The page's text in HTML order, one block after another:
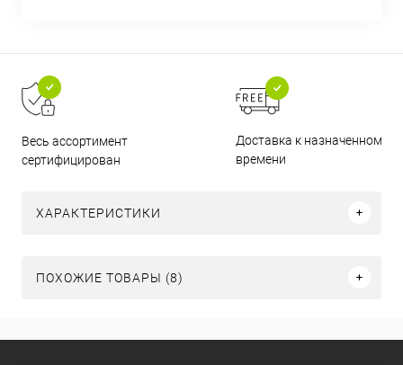
Весь ассортимент
сертифицирован
Доставка к назначенному
времени
ХАРАКТЕРИСТИКИ
ПОХОЖИЕ ТОВАРЫ (8)